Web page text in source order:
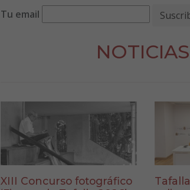
Tu email
XIII Concurso fotográfico